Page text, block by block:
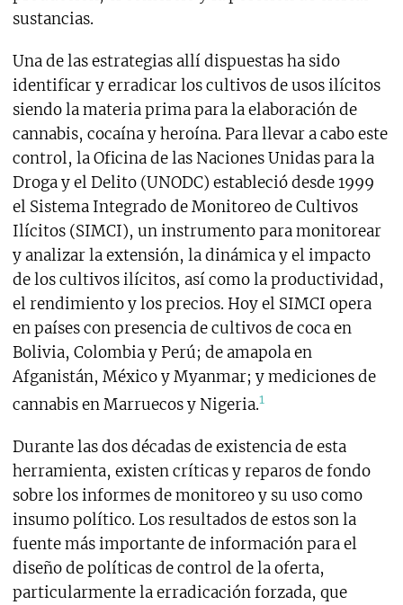
sustancias.
Una de las estrategias allí dispuestas ha sido
identificar y erradicar los cultivos de usos ilícitos
siendo la materia prima para la elaboración de
cannabis, cocaína y heroína. Para llevar a cabo este
control, la Oficina de las Naciones Unidas para la
Droga y el Delito (UNODC) estableció desde 1999
el Sistema Integrado de Monitoreo de Cultivos
Ilícitos (SIMCI), un instrumento para monitorear
y analizar la extensión, la dinámica y el impacto
de los cultivos ilícitos, así como la productividad,
el rendimiento y los precios. Hoy el SIMCI opera
en países con presencia de cultivos de coca en
Bolivia, Colombia y Perú; de amapola en
Afganistán, México y Myanmar; y mediciones de
cannabis en Marruecos y Nigeria.1
Durante las dos décadas de existencia de esta
herramienta, existen críticas y reparos de fondo
sobre los informes de monitoreo y su uso como
insumo político. Los resultados de estos son la
fuente más importante de información para el
diseño de políticas de control de la oferta,
particularmente la erradicación forzada, que